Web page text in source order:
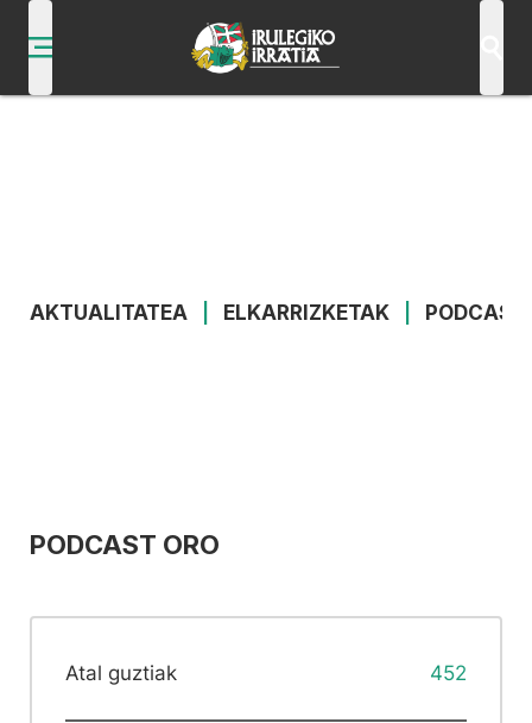
AKTUALITATEA ELKARRIZKETAK
PODCAST ORO
Atal guztiak 452